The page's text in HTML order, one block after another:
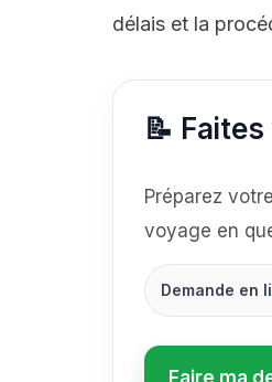
délais et la
📝
Préparez
voyage en
Demande en
Faire ma